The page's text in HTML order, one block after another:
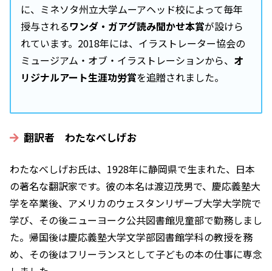
に、ミネソタ州立大学ムーアヘッド校によって毎年
授与されるワンダ・ガアグ読み聞かせ本賞が設けら
れています。2018年には、イラストレーター協会の
ミュージアム・オブ・イラストレーションから、 オ
リジナルアート生涯功労賞を追贈されました。
翻訳者 わたなべしげお
わたなべしげお氏は、1928年に静岡県で生まれた、日本
の著名な翻訳家です。彼の本名は渡辺茂男で、慶応義塾大
学を卒業後、アメリカのウェスタンリザーブ大学大学院で
学び、その後ニューヨーク公共図書館児童部で勤務しまし
た。帰国後は慶応義塾大学文学部図書館学科の教授を務
め、その後はフリーランスとして子どもの本の仕事に専念